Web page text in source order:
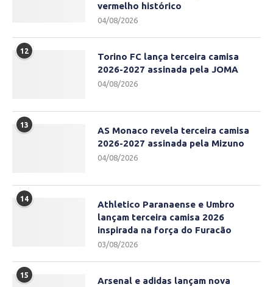
vermelho histórico
04/08/2026
12
Torino FC lança terceira camisa
2026-2027 assinada pela JOMA
04/08/2026
13
AS Monaco revela terceira camisa
2026-2027 assinada pela Mizuno
04/08/2026
14
Athletico Paranaense e Umbro
lançam terceira camisa 2026
inspirada na força do Furacão
03/08/2026
15
Arsenal e adidas lançam nova